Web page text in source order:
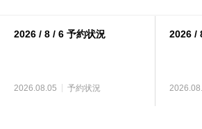
2026 / 8 / 6 予約状況
2026.08.05 予約状況
2026 /